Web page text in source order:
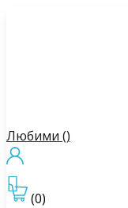
Любими ()
(0)
